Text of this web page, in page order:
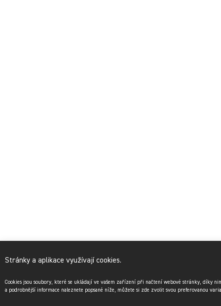
Stránky a aplikace využívají cookies.
Cookies jsou soubory, které se ukládají ve vašem zařízení při načtení webové stránky, díky
a podrobnější informace naleznete popsané níže, můžete si zde zvolit svou preferovanou